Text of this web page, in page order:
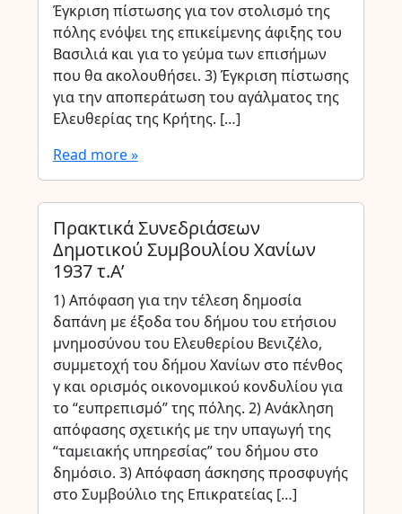
Έγκριση πίστωσης για τον στολισμό της
πόλης ενόψει της επικείμενης άφιξης του
Βασιλιά και για το γεύμα των επισήμων
που θα ακολουθήσει. 3) Έγκριση πίστωσης
για την αποπεράτωση του αγάλματος της
Ελευθερίας της Κρήτης. […]
Read more »
Πρακτικά Συνεδριάσεων
Δημοτικού Συμβουλίου Χανίων
1937 τ.Α’
1) Απόφαση για την τέλεση δημοσία
δαπάνη με έξοδα του δήμου του ετήσιου
μνημοσύνου του Ελευθερίου Βενιζέλο,
συμμετοχή του δήμου Χανίων στο πένθος
γ και ορισμός οικονομικού κονδυλίου για
το “ευπρεπισμό” της πόλης. 2) Ανάκληση
απόφασης σχετικής με την υπαγωγή της
“ταμειακής υπηρεσίας” του δήμου στο
δημόσιο. 3) Απόφαση άσκησης προσφυγής
στο Συμβούλιο της Επικρατείας […]